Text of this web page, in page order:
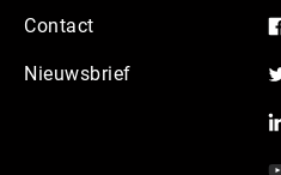
Contact
Nieuwsbrief